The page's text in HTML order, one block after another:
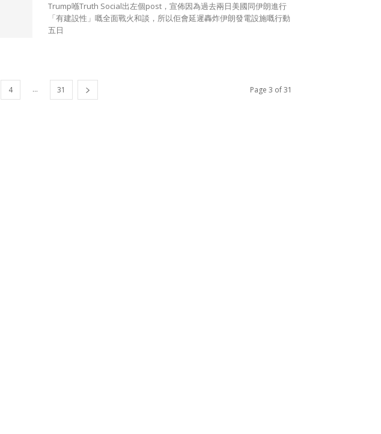
Trump喺Truth Social出左個post，宣佈因為過去兩日美國同伊朗進行
「有建設性」嘅全面戰火和談，所以佢會延遲轟炸伊朗發電設施嘅行動
五日
4 ... 31 Page 3 of 31